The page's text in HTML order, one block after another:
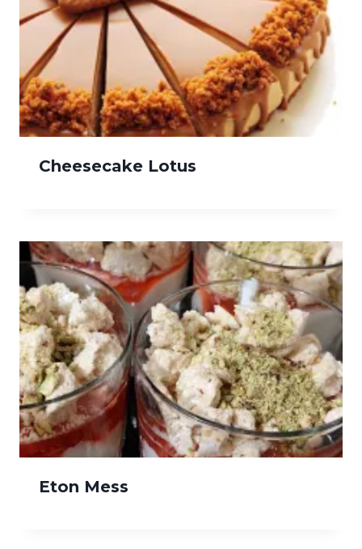
Cheesecake Lotus
Eton Mess